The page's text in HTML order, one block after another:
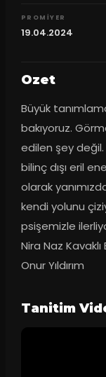
PROMIYER
19.04.2024
Ozet
Büyük
bakıyoruz.
edilen şey
bilinç dışı eril
olarak
kendi yolunu
psişemizle
Nira Naz
Onur Yıldırım
Tanitim